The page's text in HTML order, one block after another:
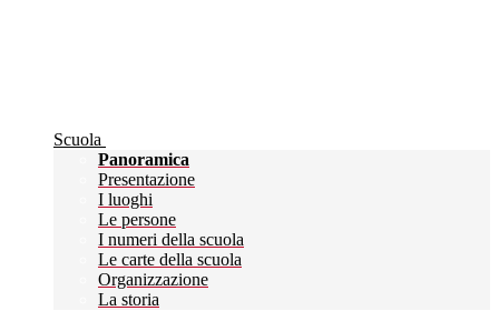
Scuola
Panoramica
Presentazione
I luoghi
Le persone
I numeri della scuola
Le carte della scuola
Organizzazione
La storia